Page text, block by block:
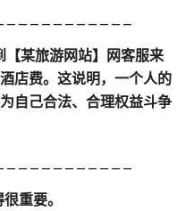
某旅游网站】网客服来
店费。这说明，一个人的
自己合法、合理权益斗争
重要。